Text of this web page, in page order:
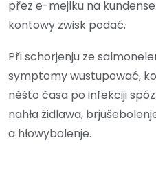
přez e-mejlku na
kontowy zwisk podać.
Při schorjenju ze
symptomy wustupować,
něšto časa po infekciji
nahła židlawa,
a hłowybolenje.